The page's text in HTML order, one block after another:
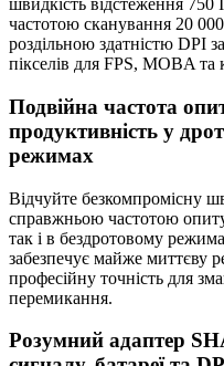
швидкість відстеження 750
частотою сканування 20
роздільною здатністю DPI
пікселів для FPS, MOBA та
Подвійна частота
продуктивність у
режимах
Відчуйте безкомпромісну
справжньою частотою
так і в бездротовому
забезпечує майже миттєву
професійну точність для
перемикання.
Розумний адаптер